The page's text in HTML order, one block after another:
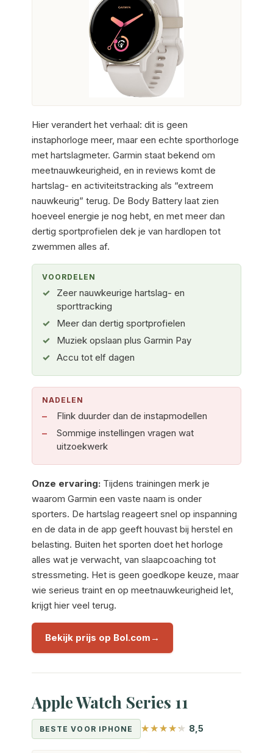
Hier verandert het verhaal: dit is geen
instaphorloge meer, maar een echte sporthorloge
met hartslagmeter. Garmin staat bekend om
meetnauwkeurigheid, en in reviews komt de
hartslag- en activiteitstracking als “extreem
nauwkeurig” terug. De Body Battery laat zien
hoeveel energie je nog hebt, en met meer dan
dertig sportprofielen dek je van hardlopen tot
zwemmen alles af.
VOORDELEN
Zeer nauwkeurige hartslag- en
sporttracking
Meer dan dertig sportprofielen
Muziek opslaan plus Garmin Pay
Accu tot elf dagen
NADELEN
Flink duurder dan de instapmodellen
Sommige instellingen vragen wat
uitzoekwerk
Onze ervaring: Tijdens trainingen merk je
waarom Garmin een vaste naam is onder
sporters. De hartslag reageert snel op inspanning
en de data in de app geeft houvast bij herstel en
belasting. Buiten het sporten doet het horloge
alles wat je verwacht, van slaapcoaching tot
stressmeting. Het is geen goedkope keuze, maar
wie serieus traint en op meetnauwkeurigheid let,
krijgt hier veel terug.
Bekijk prijs op Bol.com
Apple Watch Series 11
BESTE VOOR IPHONE 8,5